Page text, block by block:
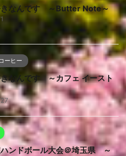
きなんです ～Butter Note～
ーヒー
きなんです ～カフェ イースト
ハンドボール大会＠埼玉県 ～